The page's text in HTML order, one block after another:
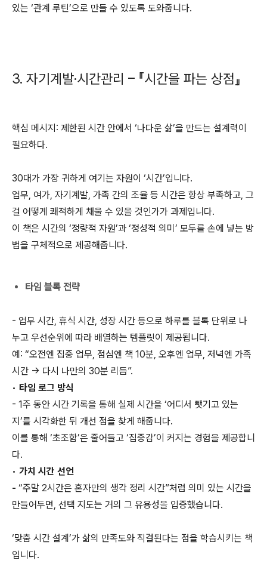
있는 ‘관계 루틴’으로 만들 수 있도록 도와줍니다.
3. 자기계발·시간관리 – 『시간을 파는 상점』
핵심 메시지: 제한된 시간 안에서 ‘나다운 삶’을 만드는 설계력이
필요하다.
30대가 가장 귀하게 여기는 자원이 ‘시간’입니다.
업무, 여가, 자기계발, 가족 간의 조율 등 시간은 항상 부족하고, 그
걸 어떻게 쾌적하게 채울 수 있을 것인가가 과제입니다.
이 책은 시간의 ‘정량적 자원’과 ‘정성적 의미’ 모두를 손에 넣는 방
법을 구체적으로 제공해줍니다.
타임 블록 전략
- 업무 시간, 휴식 시간, 성장 시간 등으로 하루를 블록 단위로 나
누고 우선순위에 따라 배열하는 템플릿이 제공됩니다.
예: “오전엔 집중 업무, 점심엔 책 10분, 오후엔 업무, 저녁엔 가족
시간 → 다시 나만의 30분 리듬”.
• 타임 로그 방식
- 1주 동안 시간 기록을 통해 실제 시간을 ‘어디서 뺏기고 있는
지’를 시각화한 뒤 개선 점을 찾게 해줍니다.
이를 통해 ‘초조함’은 줄어들고 ‘집중감’이 커지는 경험을 제공합니
다.
• 가치 시간 선언
- “주말 2시간은 혼자만의 생각 정리 시간”처럼 의미 있는 시간을
만들어두면, 선택 지도는 거의 그 유용성을 입증했습니다.
‘맞춤 시간 설계’가 삶의 만족도와 직결된다는 점을 학습시키는 책
입니다.